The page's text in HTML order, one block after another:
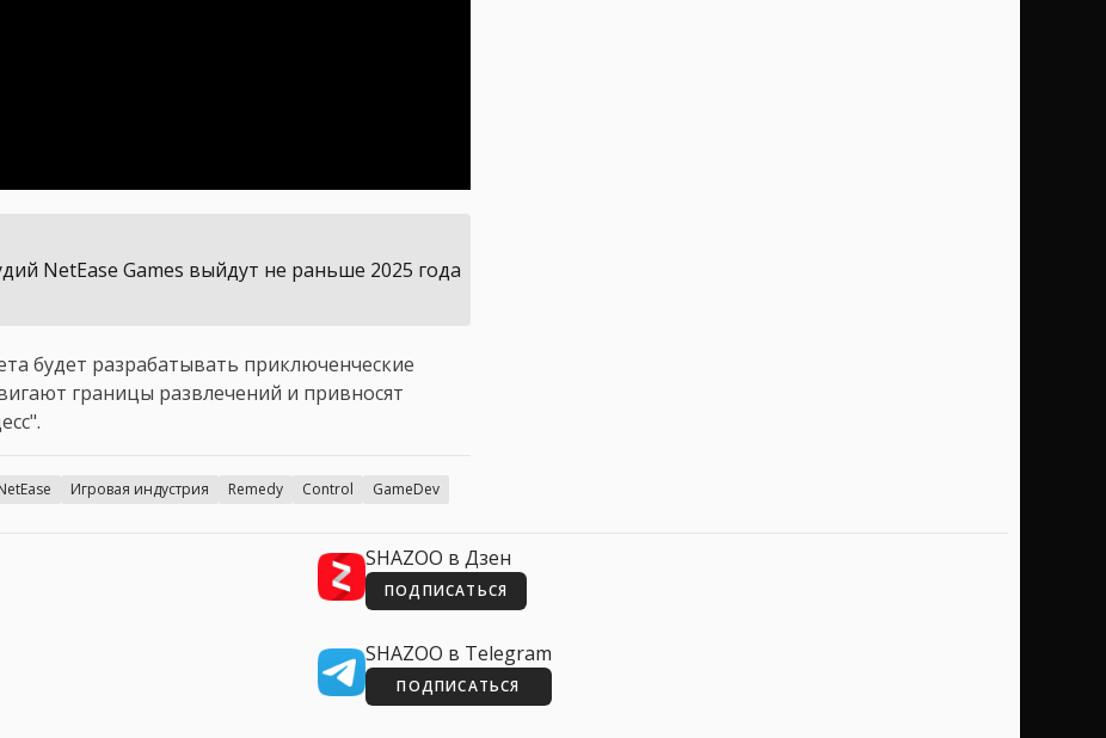
NetEase Games выйдут не раньше 2025 года
будет разрабатывать приключенческие
границы развлечений и привносят
Игровая индустрия Remedy Control
GameDev
SHAZOO в Дзен
ПОДПИСАТЬСЯ
SHAZOO в Telegram
ПОДПИСАТЬСЯ